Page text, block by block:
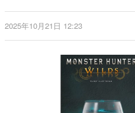
ゲーム世代の作
ゲームに多大な影響
画です。
日本モバイルゲ
ルを網羅するほか、
解説を掲載。約20年
2025年10月21日 12:23